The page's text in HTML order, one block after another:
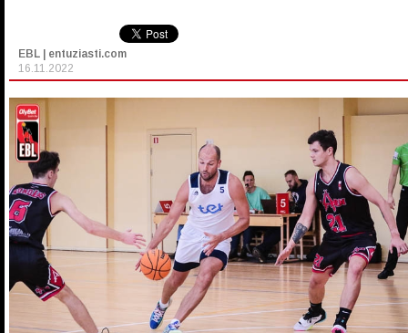
EBL | entuziasti.com
16.11.2022